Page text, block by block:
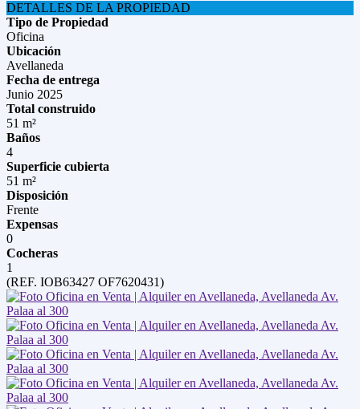
DETALLES DE LA PROPIEDAD
Tipo de Propiedad
Oficina
Ubicación
Avellaneda
Fecha de entrega
Junio 2025
Total construido
51 m²
Baños
4
Superficie cubierta
51 m²
Disposición
Frente
Expensas
0
Cocheras
1
(REF. IOB63427 OF7620431)